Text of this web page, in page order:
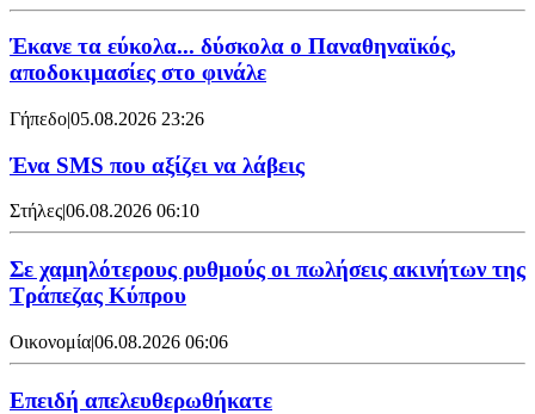
Έκανε τα εύκολα... δύσκολα ο Παναθηναϊκός,
αποδοκιμασίες στο φινάλε
Γήπεδο|05.08.2026 23:26
Ένα SMS που αξίζει να λάβεις
Στήλες|06.08.2026 06:10
Σε χαμηλότερους ρυθμούς οι πωλήσεις ακινήτων της
Τράπεζας Κύπρου
Οικονομία|06.08.2026 06:06
Επειδή απελευθερωθήκατε